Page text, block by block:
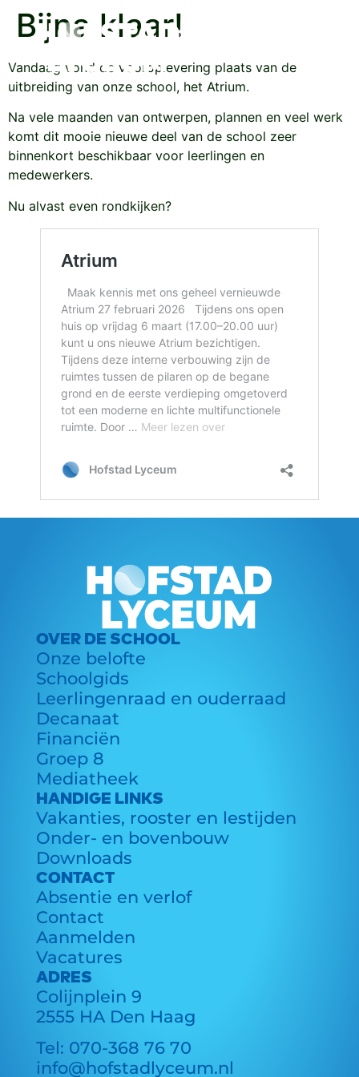
Bijna klaar!
Vandaag vond de vooroplevering plaats van de
uitbreiding van onze school, het Atrium.
Na vele maanden van ontwerpen, plannen en veel werk
komt dit mooie nieuwe deel van de school zeer
binnenkort beschikbaar voor leerlingen en
medewerkers.
Nu alvast even rondkijken?
OVER DE SCHOOL
Onze belofte
Schoolgids
Leerlingenraad en ouderraad
Decanaat
Financiën
Groep 8
Mediatheek
HANDIGE LINKS
Vakanties, rooster en lestijden
Onder- en bovenbouw
Downloads
CONTACT
Absentie en verlof
Contact
Aanmelden
Vacatures
ADRES
Colijnplein 9
2555 HA Den Haag
Tel: 070-368 76 70
info@hofstadlyceum.nl